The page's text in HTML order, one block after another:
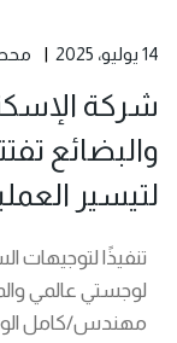
14 يوليو، 2025
شركة
والبضائع
لتيسير
تنفيذًا لتوجيهات
لوجستي عالمي
مهندس/كامل